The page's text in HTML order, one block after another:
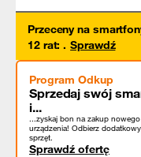
Przeceny na
12 rat: . Sprawdź
Program Odkup
Sprzedaj swój
i...
...zyskaj bon na zakup nowego
urządzenia! Odbierz
sprzęt.
Sprawdź ofertę